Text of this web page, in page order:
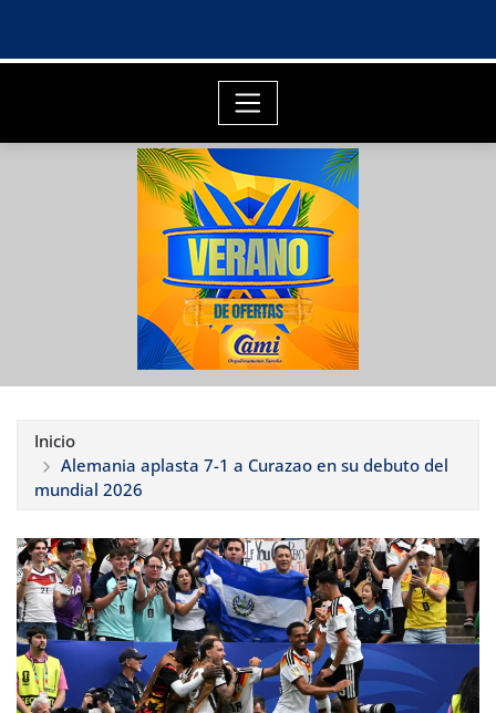
Inicio
Alemania aplasta 7-1 a Curazao en su debuto del
mundial 2026